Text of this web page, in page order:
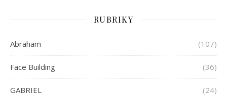
RUBRIKY
Abraham (107)
Face Building (36)
GABRIEL (24)